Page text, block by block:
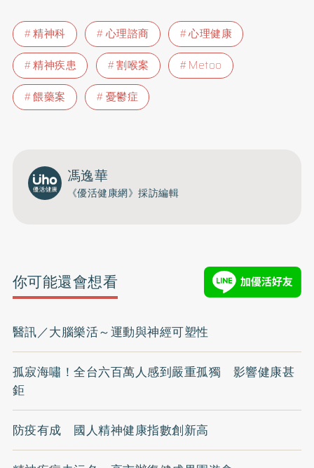
精神科 心理諮商
心理健康
精神疾患
割喉案
Metoo
餵藥案
憂鬱症
馮逸華
《優活健康網》採訪編輯
你可能還會想看
醫訊／大腦樂活～運動與神經可塑性
孤寂海嘯！全台六百萬人感到嚴重孤獨 影響健康甚
鉅
防疫有成 國人精神健康指數創新高